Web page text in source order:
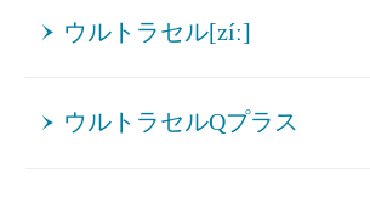
ウルトラセル[zíː]
ウルトラセルQプラス